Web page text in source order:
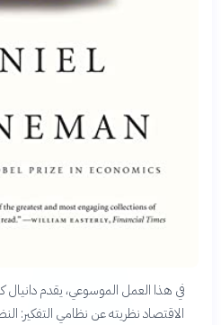
في هذا العمل الموسوعي، يقدم دانيال
الاقتصاد نظريته عن نظامي التفكير: